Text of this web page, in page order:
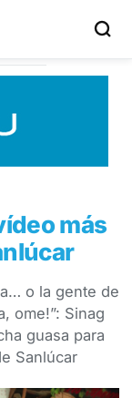
más
o la gente de
ome!”: Sinag
guasa para
Sanlúcar